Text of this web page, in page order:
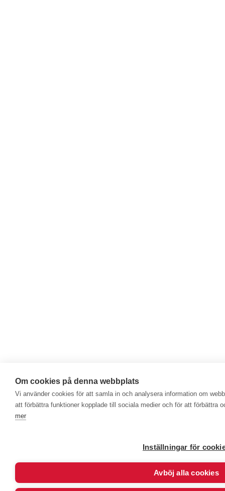
Om cookies på denna webbplats
Vi använder cookies för att samla in och analysera information om
att förbättra funktioner kopplade till sociala medier och för att förbättra
mer
Inställningar för
Avböj alla cookies